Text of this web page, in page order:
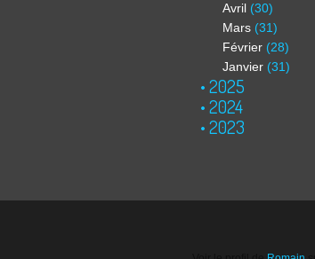
Avril (30)
Mars (31)
Février (28)
Janvier (31)
2025
2024
2023